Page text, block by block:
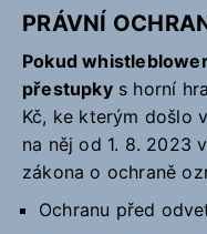
PRÁVNÍ
Pokud
přestupkys horní
Kč, ke kterým došlo
na něj od 1. 8. 2023
zákona o ochraně
Ochranu před